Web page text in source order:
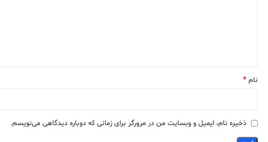
نام *
ذخیره نام، ایمیل و وبسایت من در مرورگر برای زمانی که دوباره دیدگاهی می‌نویسم.